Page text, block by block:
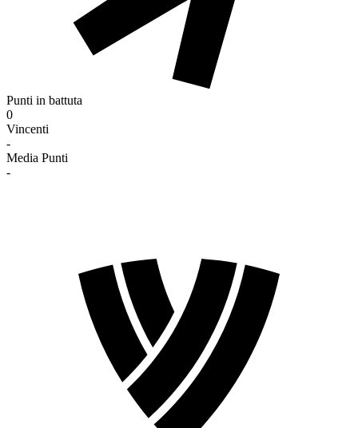
Punti in battuta
0
Vincenti
-
Media Punti
-